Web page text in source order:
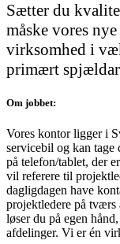
Sætter du
måske vores
virksomhed i
primært
Om jobbet:
Vores kontor ligger i
servicebil og kan tage
på telefon/tablet, der
vil referere til
dagligdagen have
projektledere på tværs
løser du på egen
afdelinger. Vi er én